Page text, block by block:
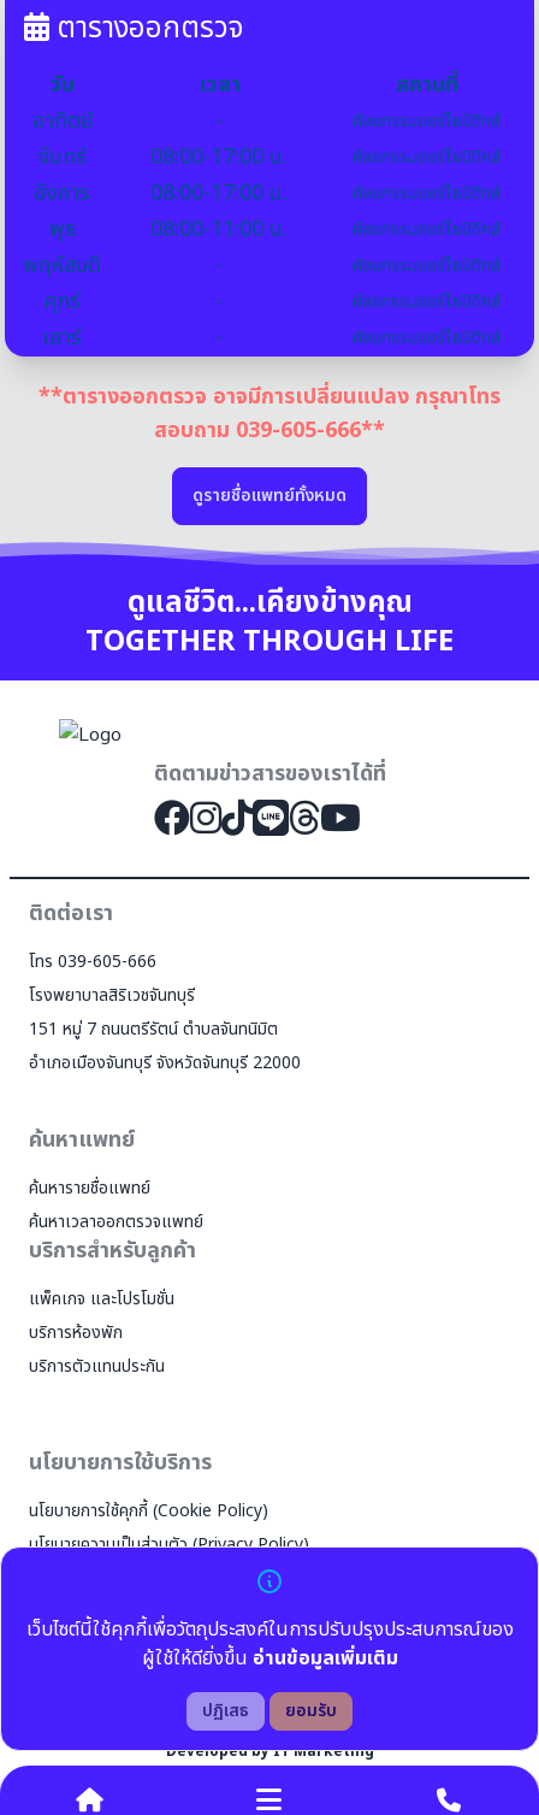
ตารางออกตรวจ
วัน เวลา
สถานที่
อาทิตย์
- ศัลยกรรมออร์โธปิดิกส์
จันทร์ 08:00-17:00 น. ศัลยกรรมออร์โธปิดิกส์
อังคาร 08:00-17:00 น. ศัลยกรรมออร์โธปิดิกส์
พุธ 08:00-11:00 น. ศัลยกรรมออร์โธปิดิกส์
พฤหัสบดี - ศัลยกรรมออร์โธปิดิกส์
ศุกร์ - ศัลยกรรมออร์โธปิดิกส์
เสาร์ - ศัลยกรรมออร์โธปิดิกส์
**ตารางออกตรวจ อาจมีการเปลี่ยนแปลง กรุณาโทร
สอบถาม 039-605-666**
ดูรายชื่อแพทย์ทั้งหมด
ดูแลชีวิต...เคียงข้างคุณ
TOGETHER THROUGH LIFE
ติดตามข่าวสารของเราได้ที่
ติดต่อเรา
โทร 039-605-666
โรงพยาบาลสิริเวชจันทบุรี
151 หมู่ 7 ถนนตรีรัตน์ ตำบลจันทนิมิต
อำเภอเมืองจันทบุรี จังหวัดจันทบุรี 22000
ค้นหาแพทย์
ค้นหารายชื่อแพทย์
ค้นหาเวลาออกตรวจแพทย์
บริการสำหรับลูกค้า
แพ็คเกจ และโปรโมชั่น
บริการห้องพัก
บริการตัวแทนประกัน
นโยบายการใช้บริการ
นโยบายการใช้คุกกี้ (Cookie Policy)
นโยบายความเป็นส่วนตัว (Privacy Policy)
นโยบายความเป็นส่วนตัว (สำหรับลูกค้า)
นโยบายความเป็นส่วนตัว (สำหรับคู่ค้าและคู่สัญญา)
2026บริษัทสิริเวชจันทบุรี จำกัด มหาชน
Developed by IT Marketing
ประวัติความเป็นมาของสิริเวช
วิสัยทัศน์ และพันธกิจ
สิ่งอำนวยความสะดวก
บริการสำหรับลูกค้า
แพ็คเกจและโปรโมชั่น
บริการห้องพัก และสิ่งอำนวยความสะดวก
บริการตัวแทนประกัน
แพทย์ของเรา
ค้นหาแพทย์
ค้นหาเวลาออกตรวจแพทย์
ติดต่อเรา
แผนที่และการเดินทาง
039-605-666
(หลัก)
039-327-530-4
( สำรอง)
039-322-477
(ฉุกเฉิน
เว็บไซต์นี้ใช้คุกกี้เพื่อวัตถุประสงค์ในการปรับปรุงประสบการณ์ของ
ผู้ใช้ให้ดียิ่งขึ้น อ่านข้อมูลเพิ่มเติม
ปฏิเสธ ยอมรับ